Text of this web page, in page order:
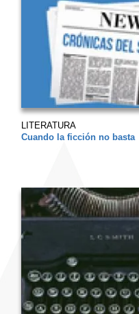
LITERATURA
Cuando la ficción no basta